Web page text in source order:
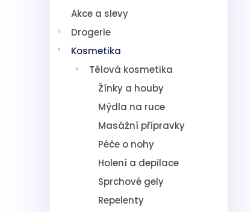
Akce a slevy
Drogerie
Kosmetika
Tělová kosmetika
Žínky a houby
Mýdla na ruce
Masážní přípravky
Péče o nohy
Holení a depilace
Sprchové gely
Repelenty